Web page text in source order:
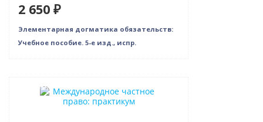
2 650 ₽
Элементарная догматика обязательств:
Учебное пособие. 5-е изд., испр.
Новинка